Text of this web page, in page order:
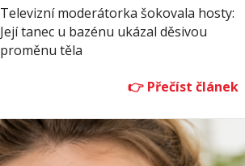
Televizní moderátorka šokovala hosty:
Její tanec u bazénu ukázal děsivou
proměnu těla